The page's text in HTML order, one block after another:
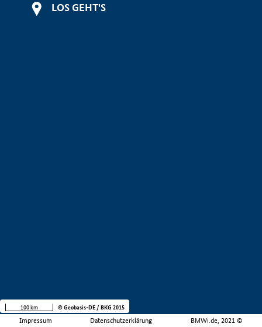
LOS GEHT'S
Impressum Datenschutzerklärung BMWi.de, 2021 ©
100 km © Geobasis-DE / BKG 2015